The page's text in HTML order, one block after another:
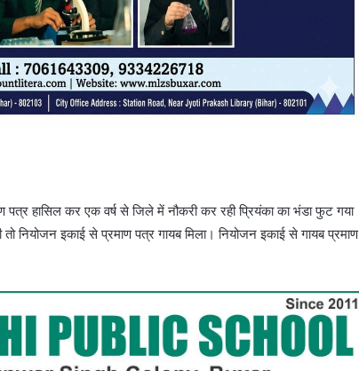
पत्र हासिल कर एक वर्ष से जिले में नौकरी कर रही प्रियंका का भंडा फुट गया
नियोजन इकाई से प्रमाण पत्र गायब मिला। नियोजन इकाई से गायब प्रमाण